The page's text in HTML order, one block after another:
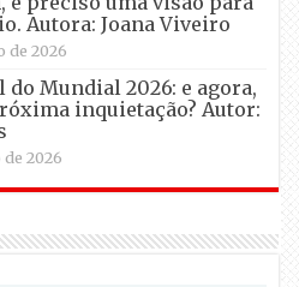
Autora: Joana Viveiro
de 2026
do Mundial 2026: e agora,
inquietação? Autor:
de 2026